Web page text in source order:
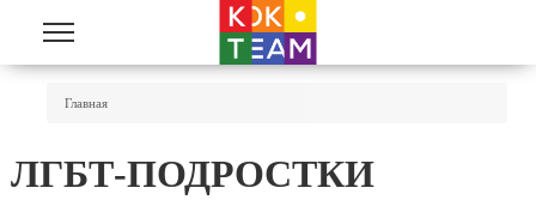
Перейти к основному содержанию
Главная
ЛГБТ-ПОДРОСТКИ